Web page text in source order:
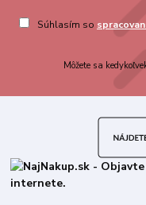
Súhlasím so
Môžete sa